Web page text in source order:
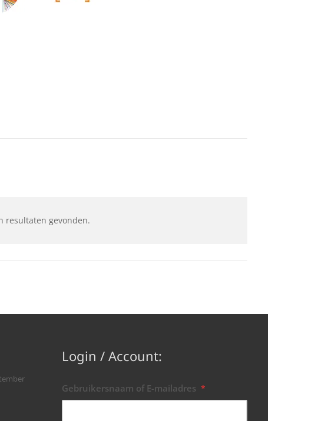
resultaten gevonden.
Login / Account:
Gebruikersnaam of E-mailadres *